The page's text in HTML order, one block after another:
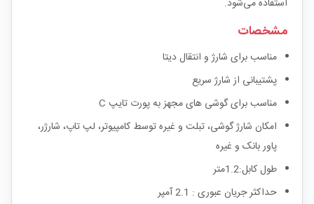
مشخصات
مناسب برای شارژ و انتقال دیتا
پشتیبانی از شارژ سریع
مناسب برای گوشی های مجهز به پورت تایپ C
امکان شارژ گوشی، تبلت و غیره توسط کامپیوتر، لپ تاپ، شارژر،
پاور بانک و غیره
طول کابل:1.2متر
حداکثر جریان عبوری : 2.1 آمپر